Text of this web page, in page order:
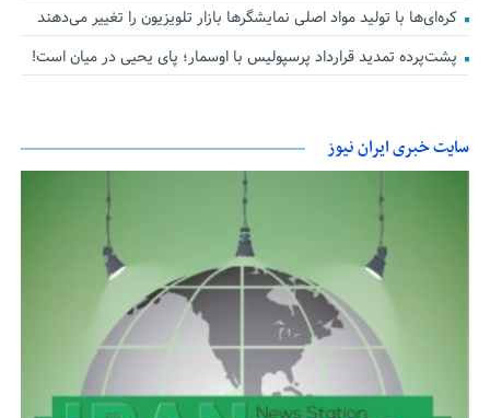
کره‌ای‌ها با تولید مواد اصلی نمایشگرها بازار تلویزیون را تغییر می‌دهند
پشت‌پرده تمدید قرارداد پرسپولیس با اوسمار؛ پای یحیی در میان است!
سایت خبری ایران نیوز